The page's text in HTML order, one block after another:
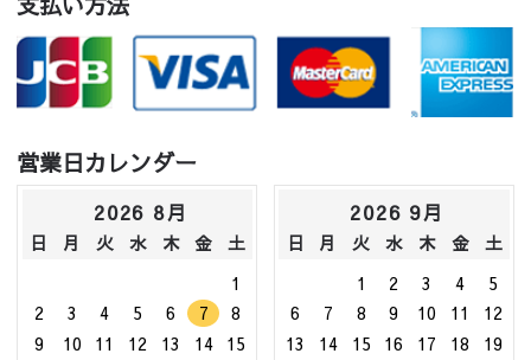
営業日カレンダー
2026 8月
日 月 火 水 木 金
土
1
2
3 4 5 6 7
8
9
10 11 12 13 14
15
2026 9月
日 月 火 水 木 金
土
1
2 3 4
5
6
7 8 9 10 11
12
13
14 15 16 17 18
19